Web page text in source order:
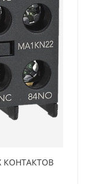
КОНТАКТОВ